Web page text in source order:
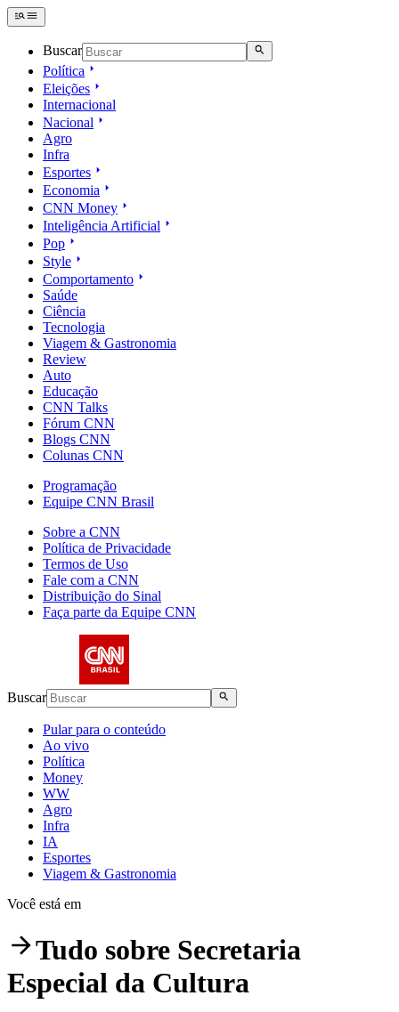
Buscar
Política
Eleições
Internacional
Nacional
Agro
Infra
Esportes
Economia
CNN Money
Inteligência Artificial
Pop
Style
Comportamento
Saúde
Ciência
Tecnologia
Viagem & Gastronomia
Review
Auto
Educação
CNN Talks
Fórum CNN
Blogs CNN
Colunas CNN
Programação
Equipe CNN Brasil
Sobre a CNN
Política de Privacidade
Termos de Uso
Fale com a CNN
Distribuição do Sinal
Faça parte da Equipe CNN
Buscar
Pular para o conteúdo
Ao vivo
Política
Money
WW
Agro
Infra
IA
Esportes
Viagem & Gastronomia
Você está em
Tudo sobre Secretaria
Especial da Cultura